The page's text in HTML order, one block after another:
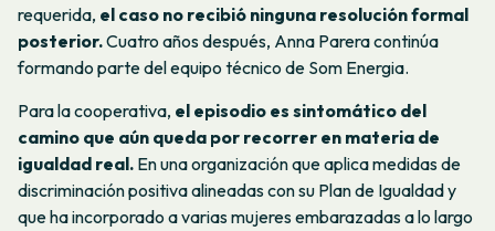
requerida, el caso no recibió ninguna resolución formal
posterior.Cuatro años después, Anna Parera continúa
formando parte del equipo técnico de Som Energia.
Para la cooperativa, el episodio es sintomático del
camino que aún queda por recorrer en materia de
igualdad real. En una organización que aplica medidas de
discriminación positiva alineadas con su Plan de Igualdad y
que ha incorporado a varias mujeres embarazadas a lo largo